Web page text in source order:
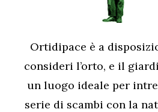
Ortidipace è a
consideri l’orto, e il
un luogo ideale per
serie di scambi con la